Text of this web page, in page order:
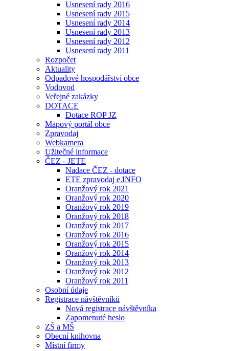
Usnesení rady 2016
Usnesení rady 2015
Usnesení rady 2014
Usnesení rady 2013
Usnesení rady 2012
Usnesení rady 2011
Rozpočet
Aktuality
Odpadové hospodářství obce
Vodovod
Veřejné zakázky
DOTACE
Dotace ROP JZ
Mapový portál obce
Zpravodaj
Webkamera
Užitečné informace
ČEZ - JETE
Nadace ČEZ - dotace
ETE zpravodaj e.INFO
Oranžový rok 2021
Oranžový rok 2020
Oranžový rok 2019
Oranžový rok 2018
Oranžový rok 2017
Oranžový rok 2016
Oranžový rok 2015
Oranžový rok 2014
Oranžový rok 2013
Oranžový rok 2012
Oranžový rok 2011
Osobní údaje
Registrace návštěvníků
Nová registrace návštěvníka
Zapomenuté heslo
ZŠ a MŠ
Obecní knihovna
Místní firmy